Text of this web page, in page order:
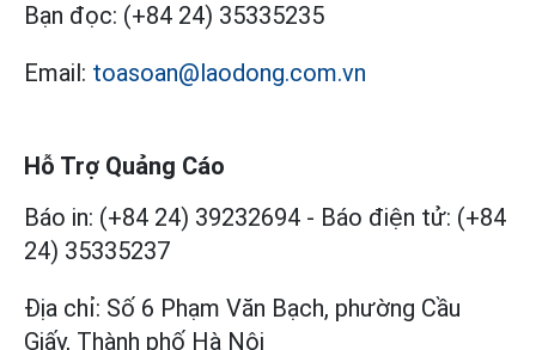
Bạn đọc: (+84 24) 35335235
Email: toasoan@laodong.com.vn
Hỗ Trợ Quảng Cáo
Báo in: (+84 24) 39232694 - Báo điện tử: (+84
24) 35335237
Địa chỉ: Số 6 Phạm Văn Bạch, phường Cầu
Giấy, Thành phố Hà Nội